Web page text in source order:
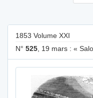
1853 Volume XXI
N° 525 , 19 mars : «